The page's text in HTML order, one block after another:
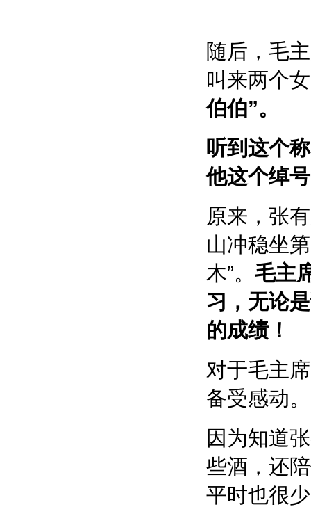
随后，毛
叫来两个
伯伯”。
听到这个
他这个绰
原来，张
山冲稳坐
木”。 毛主
习，无论
的成绩！
对于毛主
备受感动。
因为知道
些酒，还
平时也很